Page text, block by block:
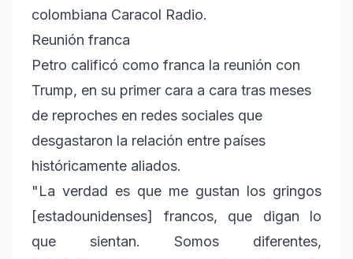
colombiana Caracol Radio.
Reunión franca
Petro calificó como franca la reunión con
Trump, en su primer cara a cara tras meses
de reproches en redes sociales que
desgastaron la relación entre países
históricamente aliados.
"La verdad es que me gustan los gringos
[estadounidenses] francos, que digan lo
que sientan. Somos diferentes,